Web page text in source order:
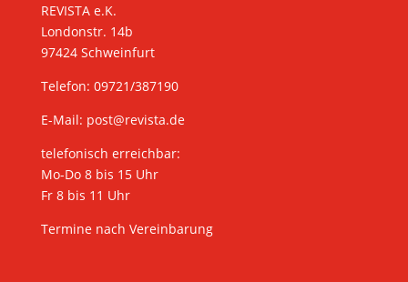
REVISTA e.K.
Londonstr. 14b
97424 Schweinfurt
Telefon: 09721/387190
E-Mail: post@revista.de
telefonisch erreichbar:
Mo-Do 8 bis 15 Uhr
Fr 8 bis 11 Uhr
Termine nach Vereinbarung